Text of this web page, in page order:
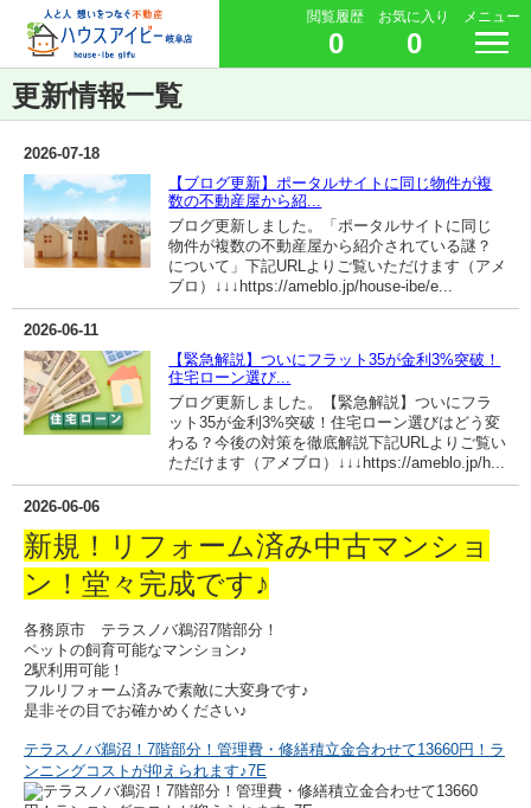
閲覧履歴
0
お気に入り
0
メニュー
更新情報一覧
2026-07-18
【ブログ更新】ポータルサイトに同じ物件が複
数の不動産屋から紹...
ブログ更新しました。「ポータルサイトに同じ
物件が複数の不動産屋から紹介されている謎？
について」下記URLよりご覧いただけます（アメ
ブロ）↓↓↓https://ameblo.jp/house-ibe/e...
2026-06-11
【緊急解説】ついにフラット35が金利3%突破！
住宅ローン選び...
ブログ更新しました。【緊急解説】ついにフラ
ット35が金利3%突破！住宅ローン選びはどう変
わる？今後の対策を徹底解説下記URLよりご覧い
ただけます（アメブロ）↓↓↓https://ameblo.jp/h...
2026-06-06
新規！リフォーム済み中古マンショ
ン！堂々完成です♪
各務原市 テラスノバ鵜沼7階部分！
ペットの飼育可能なマンション♪
2駅利用可能！
フルリフォーム済みで素敵に大変身です♪
是非その目でお確かめください♪
テラスノバ鵜沼！7階部分！管理費・修繕積立金合わせて13660円！ラ
ンニングコストが抑えられます♪7E